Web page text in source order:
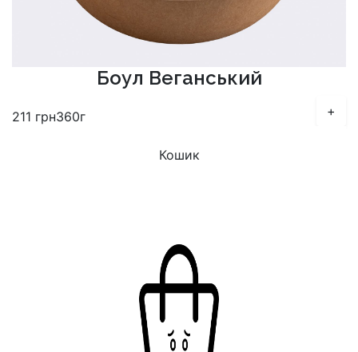
Боул Веганський
211 грн360г +
Кошик